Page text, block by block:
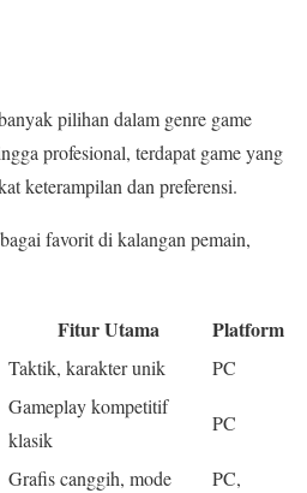
pilihan dalam genre game
profesional, terdapat game yang
keterampilan dan preferensi.
favorit di kalangan pemain,
Fitur Utama
Platform
Taktik, karakter unik PC
Gameplay kompetitif
klasik
PC
Grafis canggih, mode
PC,